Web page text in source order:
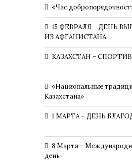
«Час
15 ФЕВРАЛЯ – ДЕНЬ
ИЗ АФГАНИСТАНА
КАЗАХСТАН –
«Национальные
Казахстана»
1 МАРТА – ДЕНЬ
8 Марта –
день